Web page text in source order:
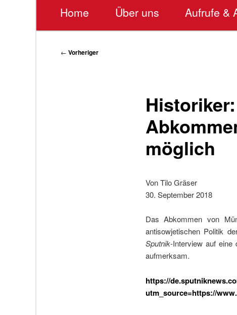
Home Über uns Aufrufe &
Beitragsnavigation
← Vorheriger
möglich
Von Tilo Gräser
30. September 2018
Das Abkommen von
antisowjetischen Politik
Sputnik-Interview auf eine
aufmerksam.
https://
utm_source=https://